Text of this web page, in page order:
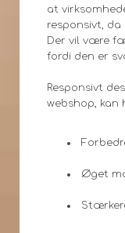
at
responsivt, da
Der vil være
fordi den er
Responsivt
webshop, kan
Øget